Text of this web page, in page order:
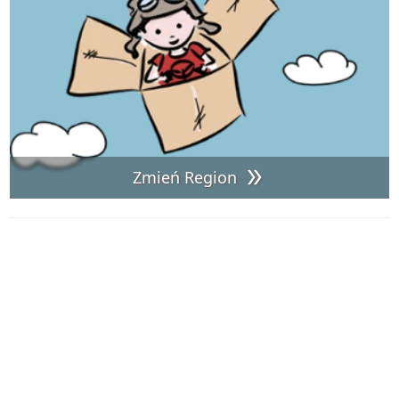
Zmień Region